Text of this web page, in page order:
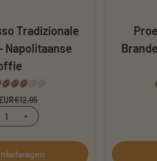
Tradizionale
Napolitaanse
Verkoopprijs
Normale prijs
€12,95
hoeveelheid voor
Verhoog de hoeveelheid